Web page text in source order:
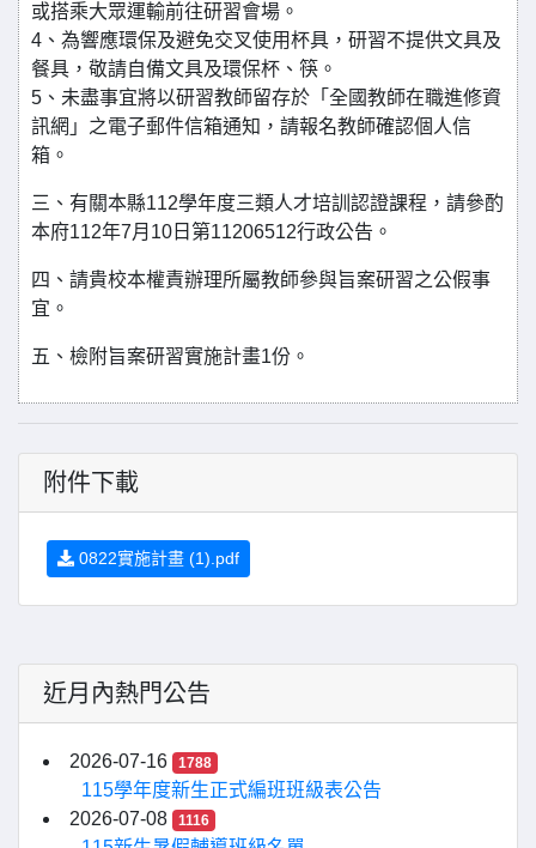
或搭乘大眾運輸前往研習會場。
4、為響應環保及避免交叉使用杯具，研習不提供文具及
餐具，敬請自備文具及環保杯、筷。
5、未盡事宜將以研習教師留存於「全國教師在職進修資
訊網」之電子郵件信箱通知，請報名教師確認個人信
箱。
三、有關本縣112學年度三類人才培訓認證課程，請參酌
本府112年7月10日第11206512行政公告。
四、請貴校本權責辦理所屬教師參與旨案研習之公假事
宜。
五、檢附旨案研習實施計畫1份。
附件下載
0822實施計畫 (1).pdf
近月內熱門公告
2026-07-16 1788
115學年度新生正式編班班級表公告
2026-07-08
1116